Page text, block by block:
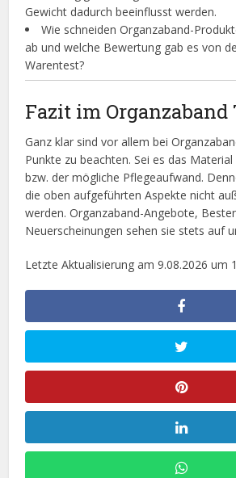
Gewicht dadurch beeinflusst werden.
Wie schneiden Organzaband-
ab und welche Bewertung gab es von
Warentest?
Fazit im Organzaband
Ganz klar sind vor allem bei
Punkte zu beachten. Sei es das
bzw. der mögliche Pflegeaufwand.
die oben aufgeführten Aspekte nicht
werden. Organzaband-Angebote,
Neuerscheinungen sehen sie stets auf
Letzte Aktualisierung am 9.08.2026 um